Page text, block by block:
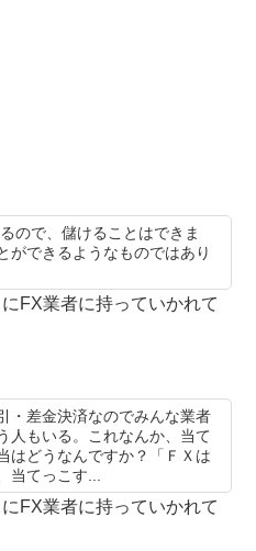
ので、儲けることはできま
ができるようなものではあり
FX業者に持っていかれて
・差金決済なのでみんな業者
人もいる。これなんか、当て
はどうなんですか？「ＦＸは
当てっこす...
FX業者に持っていかれて